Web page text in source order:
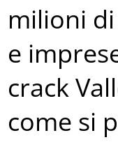
milioni
e
crack
come si